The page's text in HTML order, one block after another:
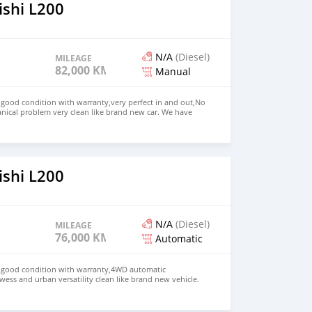
L200
MILEAGE
82,000 KM
N/A (Diesel)
Manual
good condition with warranty,very perfect in and out,No
problem very clean like brand new car. We have
USD WHATSAPP NUMBER: +13172236827 CONTACT
L200
MILEAGE
76,000 KM
N/A (Diesel)
Automatic
good condition with warranty,4WD automatic
and urban versatility clean like brand new vehicle.
Price: $ 5,000 USD WHATSAPP NUMBER: +13172236827